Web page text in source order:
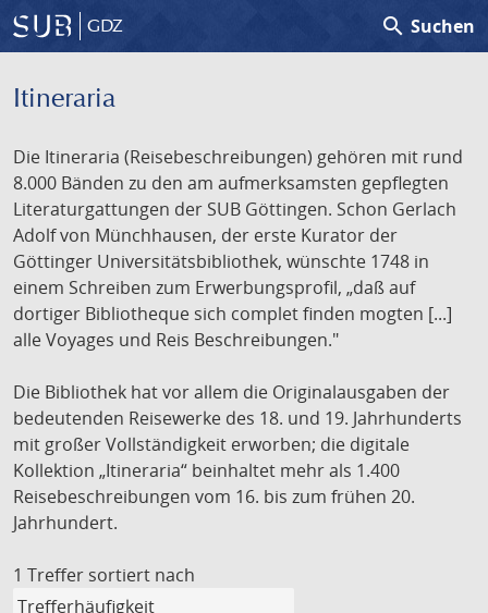
GDZ search Suchen
Itineraria
Die Itineraria (Reisebeschreibungen) gehören mit rund
8.000 Bänden zu den am aufmerksamsten gepflegten
Literaturgattungen der SUB Göttingen. Schon Gerlach
Adolf von Münchhausen, der erste Kurator der
Göttinger Universitätsbibliothek, wünschte 1748 in
einem Schreiben zum Erwerbungsprofil, „daß auf
dortiger Bibliotheque sich complet finden mogten [...]
alle Voyages und Reis Beschreibungen."
Die Bibliothek hat vor allem die Originalausgaben der
bedeutenden Reisewerke des 18. und 19. Jahrhunderts
mit großer Vollständigkeit erworben; die digitale
Kollektion „Itineraria“ beinhaltet mehr als 1.400
Reisebeschreibungen vom 16. bis zum frühen 20.
Jahrhundert.
1 Treffer sortiert nach